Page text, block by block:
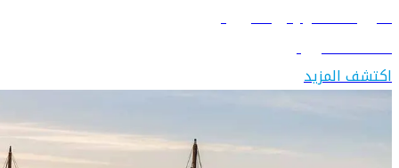
دليل السفر إلى سوريا
اكتشف سوريا
اكتشف المزيد